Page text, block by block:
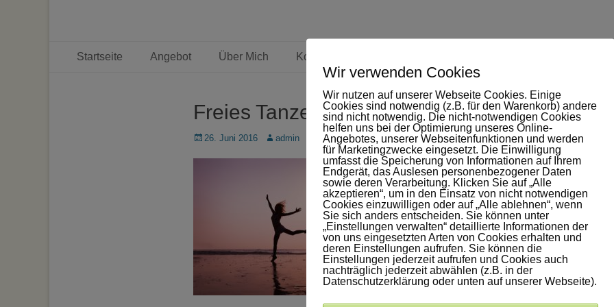
Primäres Menü
Inhalt
Startseite Angebot Über Mich Kontakt
Freies Tanzen
Posted
26. Juni 2016 Autoradmin
Wir verwenden Cookies
Wir nutzen auf unserer Webseite Cookies. Einige
Cookies sind notwendig (z.B. für den Warenkorb) andere
sind nicht notwendig. Die nicht-notwendigen Cookies
helfen uns bei der Optimierung unseres Online-
Angebotes, unserer Webseitenfunktionen und werden
für Marketingzwecke eingesetzt. Die Einwilligung
umfasst die Speicherung von Informationen auf Ihrem
Endgerät, das Auslesen personenbezogener Daten
sowie deren Verarbeitung. Klicken Sie auf „Alle
akzeptieren“, um in den Einsatz von nicht notwendigen
Cookies einzuwilligen oder auf „Alle ablehnen“, wenn
Sie sich anders entscheiden. Sie können unter
„Einstellungen verwalten“ detaillierte Informationen der
von uns eingesetzten Arten von Cookies erhalten und
deren Einstellungen aufrufen. Sie können die
Einstellungen jederzeit aufrufen und Cookies auch
nachträglich jederzeit abwählen (z.B. in der
Datenschutzerklärung oder unten auf unserer Webseite).